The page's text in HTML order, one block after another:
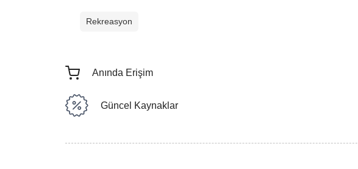
Rekreasyon
Anında Erişim
Güncel Kaynaklar